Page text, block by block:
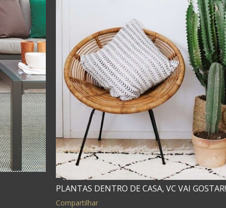
PLANTAS DENTRO DE CASA, VC VAI GOSTAR!
Compartilhar